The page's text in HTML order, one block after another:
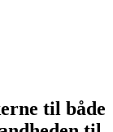
til både